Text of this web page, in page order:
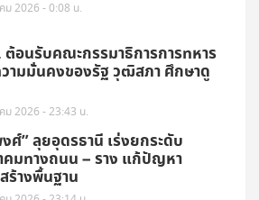
ม 2026 - 0:08 น.
อนรับคณะกรรมาธิการการทหาร
ามมั่นคงของรัฐ วุฒิสภา ศึกษาดู
ม 2026 - 23:43 น.
ศ์” ลุยอุดรธานี เร่งยกระดับ
คมทางถนน – ราง แก้ปัญหา
ร้างพื้นฐาน